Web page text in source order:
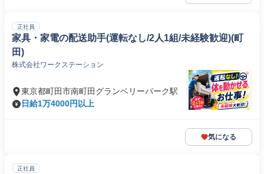
正社員
家具・家電の配送助手(運転なし/2人1組/未経験歓迎)(町
田)
株式会社ワークステーション
東京都町田市南町田グランベリーパーク駅
日給1万4000円以上
気になる
正社員